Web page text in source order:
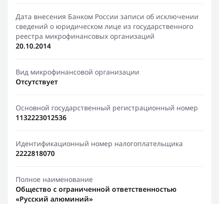
Дата внесения Банком России записи об исключении
сведений о юридическом лице из государственного
реестра микрофинансовых организаций
20.10.2014
Вид микрофинансовой организации
Отсутствует
Основной государственный регистрационный номер
1132223012536
Идентификационный номер налогоплательщика
2222818070
Полное наименование
Общество с ограниченной ответственностью
«Русский алюминий»